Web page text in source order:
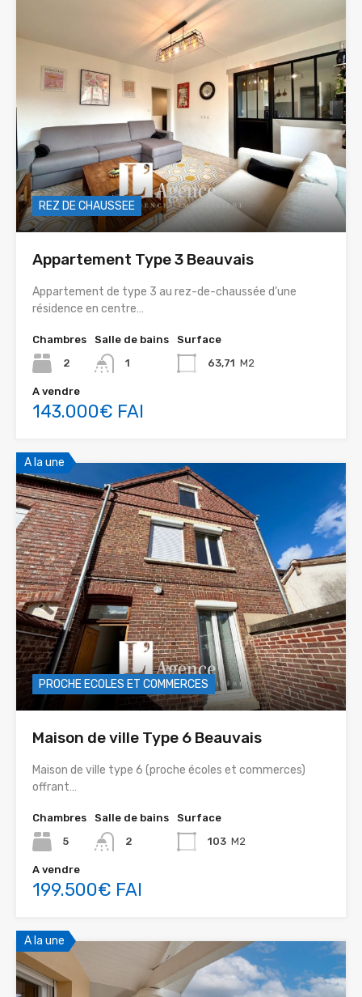
REZ DE CHAUSSEE
Appartement Type 3 Beauvais
Appartement de type 3 au rez-de-chaussée d’une
résidence en centre…
Chambres
2
Salle de bains
1
Surface
63,71 M2
A vendre
143.000€ FAI
A la une
PROCHE ECOLES ET COMMERCES
Maison de ville Type 6 Beauvais
Maison de ville type 6 (proche écoles et commerces)
offrant…
Chambres
5
Salle de bains
2
Surface
103 M2
A vendre
199.500€ FAI
A la une